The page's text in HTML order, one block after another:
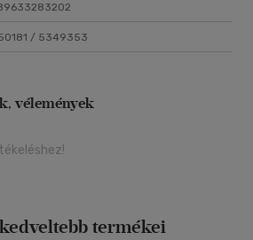
/ 5349353
vélemények
termékei